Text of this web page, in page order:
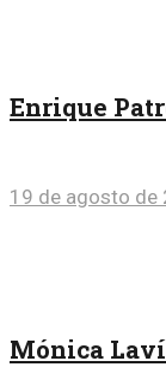
Enrique
19 de agosto de
Mónica